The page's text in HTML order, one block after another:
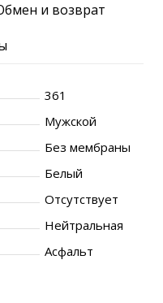
и возврат
361
Мужской
Без мембраны
Белый
Отсутствует
Нейтральная
Асфальт